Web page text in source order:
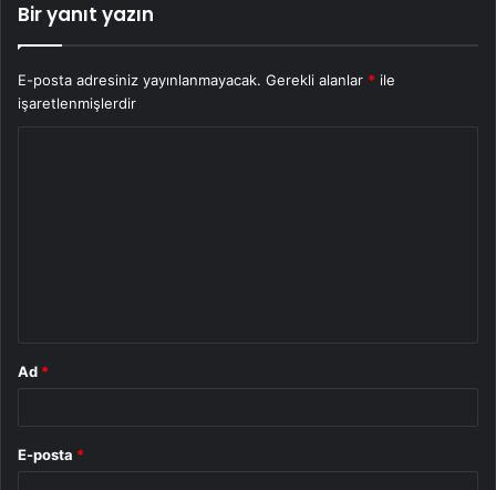
Bir yanıt yazın
E-posta adresiniz yayınlanmayacak. Gerekli alanlar * ile
işaretlenmişlerdir
Ad *
E-posta *